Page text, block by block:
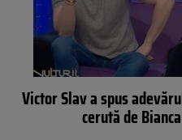
Victor Slav a spus
cerută de